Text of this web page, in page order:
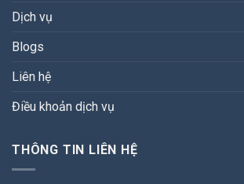
Dịch vụ
Blogs
Liên hệ
Điều khoản dịch vụ
THÔNG TIN LIÊN HỆ